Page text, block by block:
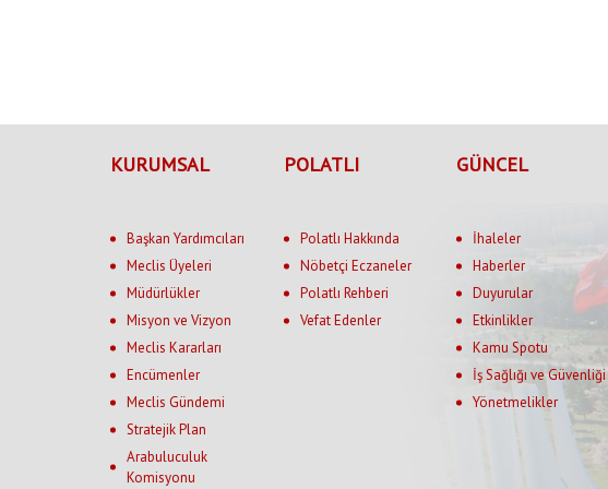
KURUMSAL
Başkan Yardımcıları
Meclis Üyeleri
Müdürlükler
Misyon ve Vizyon
Meclis Kararları
Encümenler
Meclis Gündemi
Stratejik Plan
Arabuluculuk
Komisyonu
POLATLI
Polatlı Hakkında
Nöbetçi Eczaneler
Polatlı Rehberi
Vefat Edenler
GÜNCEL
İhaleler
Haberler
Duyurular
Etkinlikler
Kamu Spotu
İş Sağlığı ve Güvenliği
Yönetmelikler